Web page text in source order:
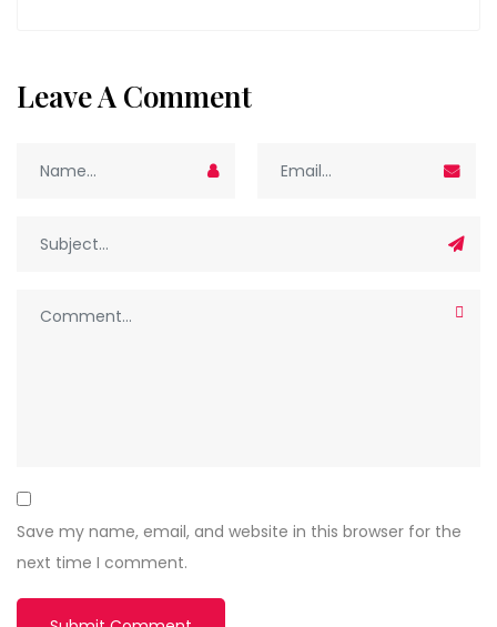
Leave A Comment
Save my name, email, and website in this browser for the
next time I comment.